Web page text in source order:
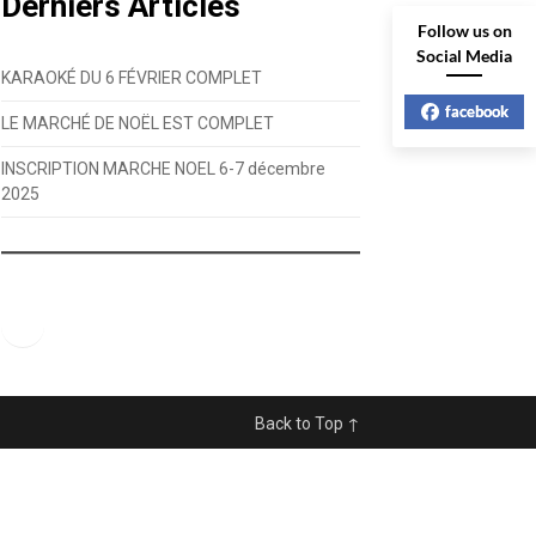
KARAOKÉ DU 6 FÉVRIER COMPLET
LE MARCHÉ DE NOËL EST COMPLET
INSCRIPTION MARCHE NOEL 6-7 décembre
2025
Back to Top ↑
Follow us on
Social Media
facebook